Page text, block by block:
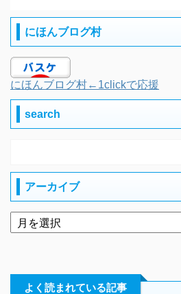
にほんブログ村
にほんブログ村←1clickで応援
search
アーカイブ
よく読まれている記事